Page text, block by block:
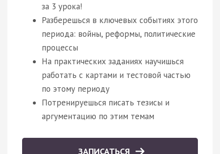
за 3 урока!
Разберешься в ключевых событиях этого
периода: войны, реформы, политические
процессы
На практических заданиях научишься
работать с картами и тестовой частью
по этому периоду
Потренируешься писать тезисы и
аргументацию по этим темам
ЗАПИСАТЬСЯ